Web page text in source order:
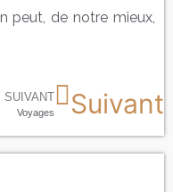
peut, de notre mieux,
SUIVANT
Voyages Suivant